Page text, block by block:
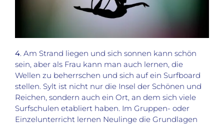
4. Am Strand liegen und sich sonnen kann schön
sein, aber als Frau kann man auch lernen, die
Wellen zu beherrschen und sich auf ein Surfboard
stellen. Sylt ist nicht nur die Insel der Schönen und
Reichen, sondern auch ein Ort, an dem sich viele
Surfschulen etabliert haben. Im Gruppen- oder
Einzelunterricht lernen Neulinge die Grundlagen